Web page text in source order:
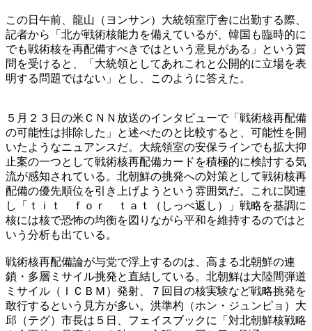
この日午前、龍山（ヨンサン）大統領室庁舎に出勤する際、
記者から「北が戦術核能力を備えているが、韓国も臨時的に
でも戦術核を再配備すべきではという意見がある」という質
問を受けると、「大統領としてあれこれと公開的に立場を表
明する問題ではない」とし、このように答えた。
５月２３日の米ＣＮＮ放送のインタビューで「戦術核再配備
の可能性は排除した」と述べたのと比較すると、可能性を開
いたようなニュアンスだ。大統領室の安保ラインでも拡大抑
止案の一つとして戦術核再配備カードを積極的に検討する気
流が感知されている。北朝鮮の挑発への対策として戦術核再
配備の優先順位を引き上げようという雰囲気だ。これに関連
し「ｔｉｔ ｆｏｒ ｔａｔ（しっぺ返し）」戦略を基調に
核には核で恐怖の均衡を図りながら平和を維持するのではと
いう分析も出ている。
戦術核再配備論が与党で浮上するのは、高まる北朝鮮の連
鎖・多層ミサイル挑発と直結している。北朝鮮は大陸間弾道
ミサイル（ＩＣＢＭ）発射、７回目の核実験など戦略挑発を
敢行するという見方が多い。洪準杓（ホン・ジュンピョ）大
邱（テグ）市長は５日、フェイスブックに「対北朝鮮核戦略